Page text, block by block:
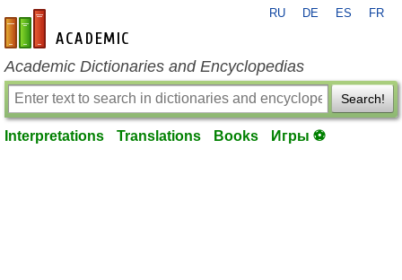
en-academic.com
RU DE ES FR
Academic Dictionaries and Encyclopedias
Search!
Interpretations Translations Books Игры ⚽